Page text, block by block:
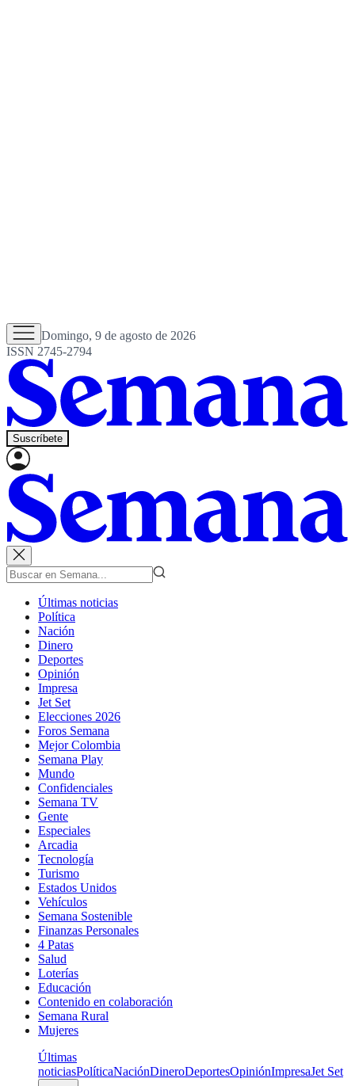
Domingo, 9 de agosto de 2026
ISSN 2745-2794
Suscríbete
Últimas noticias
Política
Nación
Dinero
Deportes
Opinión
Impresa
Jet Set
Elecciones 2026
Foros Semana
Mejor Colombia
Semana Play
Mundo
Confidenciales
Semana TV
Gente
Especiales
Arcadia
Tecnología
Turismo
Estados Unidos
Vehículos
Semana Sostenible
Finanzas Personales
4 Patas
Salud
Loterías
Educación
Contenido en colaboración
Semana Rural
Mujeres
Últimas
noticiasPolíticaNaciónDineroDeportesOpiniónImpresaJet Set